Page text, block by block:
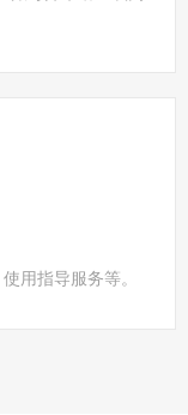
用指导服务等。